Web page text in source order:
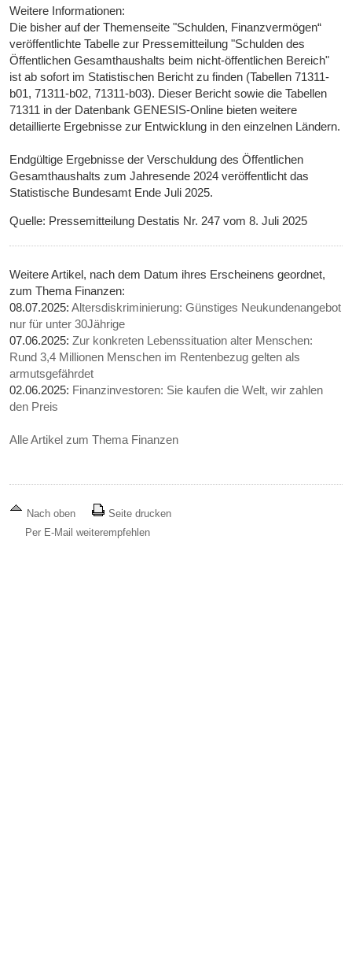
Weitere Informationen:
Die bisher auf der Themenseite "Schulden, Finanzvermögen“
veröffentlichte Tabelle zur Pressemitteilung "Schulden des
Öffentlichen Gesamthaushalts beim nicht-öffentlichen Bereich"
ist ab sofort im Statistischen Bericht zu finden (Tabellen 71311-
b01, 71311-b02, 71311-b03). Dieser Bericht sowie die Tabellen
71311 in der Datenbank GENESIS-Online bieten weitere
detaillierte Ergebnisse zur Entwicklung in den einzelnen Ländern.
Endgültige Ergebnisse der Verschuldung des Öffentlichen
Gesamthaushalts zum Jahresende 2024 veröffentlicht das
Statistische Bundesamt Ende Juli 2025.
Quelle: Pressemitteilung Destatis Nr. 247 vom 8. Juli 2025
Weitere Artikel, nach dem Datum ihres Erscheinens geordnet,
zum Thema Finanzen:
08.07.2025:Altersdiskriminierung: Günstiges Neukundenangebot
nur für unter 30Jährige
07.06.2025:Zur konkreten Lebenssituation alter Menschen:
Rund 3,4 Millionen Menschen im Rentenbezug gelten als
armutsgefährdet
02.06.2025: Finanzinvestoren: Sie kaufen die Welt, wir zahlen
den Preis
Alle Artikel zum Thema Finanzen
Nach oben
Seite drucken
Per E-Mail weiterempfehlen